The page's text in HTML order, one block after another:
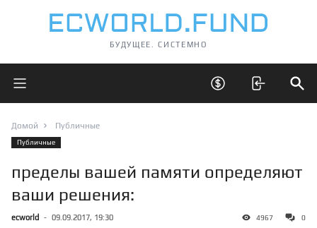
БУДУЩЕЕ. СИСТЕМНО
Открыть главное меню Открыть скрытые
Домой Публичные
Публичные
пределы вашей памяти определяют
ваши решения:
ecworld - 09.09.2017, 19:30 4967 0